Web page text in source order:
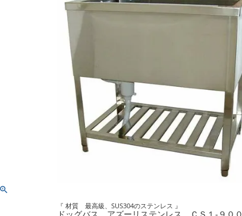
『 材質 最高級、SUS304のステンレス 』